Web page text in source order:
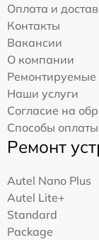
Оплата и
Контакты
Вакансии
О компании
Ремонтируемые
Наши услуги
Согласие на
Способы оплаты
Ремонт
Autel Nano Plus
Autel Lite+
Standard
Package